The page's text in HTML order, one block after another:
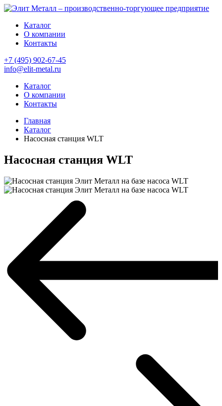
Каталог
О компании
Контакты
+7 (495) 902-67-45
info@elit-metal.ru
Каталог
О компании
Контакты
Главная
Каталог
Насосная станция WLT
Насосная станция WLT